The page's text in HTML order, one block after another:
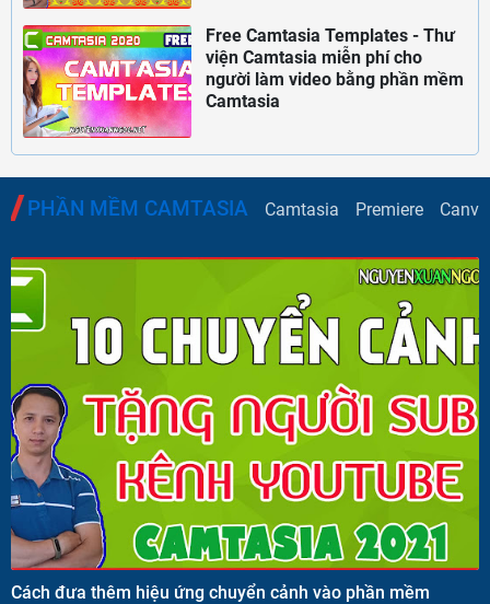
Free Camtasia Templates - Thư
viện Camtasia miễn phí cho
người làm video bằng phần mềm
Camtasia
PHẦN MỀM CAMTASIA Camtasia Premiere Canva
Cách đưa thêm hiệu ứng chuyển cảnh vào phần mềm